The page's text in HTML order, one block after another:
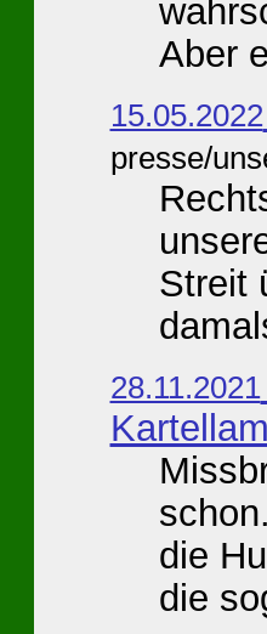
Aber
15.05.2022
presse/
Streit
28.11.2021
die
die